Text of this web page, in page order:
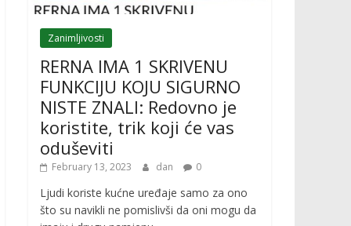
Zanimljivosti
RERNA IMA 1 SKRIVENU
FUNKCIJU KOJU SIGURNO
NISTE ZNALI: Redovno je
koristite, trik koji će vas
oduševiti
February 13, 2023 dan 0
Ljudi koriste kućne uređaje samo za ono
što su navikli ne pomislivši da oni mogu da